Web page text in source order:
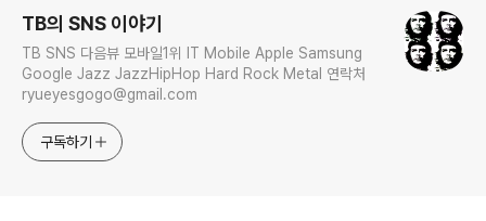
TB의 SNS 이야기
TB SNS 다음뷰 모바일1위 IT Mobile Apple Samsung
Google Jazz JazzHipHop Hard Rock Metal 연락처
ryueyesgogo@gmail.com
구독하기